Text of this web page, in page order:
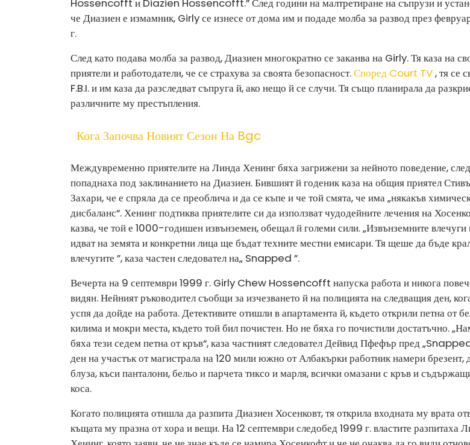
че Диазиен е измамник, Girly се изнесе от дома им и подаде молба за развод през
г.
След като подава молба за развод, Диазиен многократно се заканва на Girly. Тя каза на
приятели и работодатели, че се страхува за своята безопасност.Според Court TV, тя се
F.B.I. и им каза да разследват съпруга й, ако нещо й се случи. Тя също планирала да
различните му престъпления.
Кога Започва Новият Сезон На Bgc
Междувременно приятелите на Линда Хенинг бяха загрижени за нейното поведение,
попаднаха под заклинанието на Диазиен. Бившият й годеник каза на общия приятел
Захари, че е спряла да се преоблича и да се къпе и че той смята, че има „някакъв
дисбаланс“. Хенинг подтиква приятелите си да използват чудодейните лечения на
казва, че той е 1000-годишен извънземен, обещал й големи сили. „Извънземните
идват на земята и конкретни лица ще бъдат техните местни емисари. Тя щеше да бъде
влечугите ”, каза частен следовател на„ Snapped ”.
Вечерта на 9 септември 1999 г. Girly Chew Hossencofft напуска работа и никога
видян. Нейният ръководител съобщи за изчезването й на полицията на следващия ден,
успя да дойде на работа. Детективите отишли ​​в апартамента й, където открили петна от
килима и мокри места, където той бил почистен. Но не бяха го почистили достатъчно.
бяха тези седем петна от кръв“, каза частният следовател Дейвид Пфефър пред
ден на участък от магистрала на 120 мили южно от Албакърки работник намери брезент,
блуза, къси панталони, бельо и парчета тиксо и марля, всички омазани с кръв и
коса.
Когато полицията отишла да разпита Диазиен Хосенковт, тя открила входната му врата
къщата му празна от хора и вещи. На 12 септември следобед 1999 г. властите разпитаха